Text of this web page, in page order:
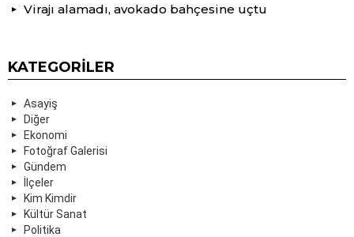
Virajı alamadı, avokado bahçesine uçtu
KATEGORILER
Asayiş
Diğer
Ekonomi
Fotoğraf Galerisi
Gündem
İlçeler
Kim Kimdir
Kültür Sanat
Politika